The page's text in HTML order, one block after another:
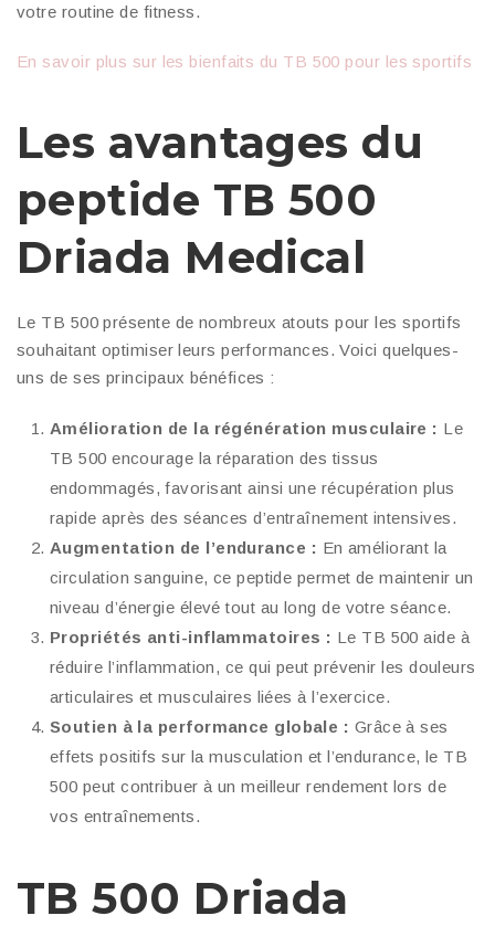
votre routine de fitness.
En savoir plus sur les bienfaits du TB 500 pour les sportifs
Les avantages du
peptide TB 500
Driada Medical
Le TB 500 présente de nombreux atouts pour les sportifs
souhaitant optimiser leurs performances. Voici quelques-
uns de ses principaux bénéfices :
Amélioration de la régénération musculaire : Le
TB 500 encourage la réparation des tissus
endommagés, favorisant ainsi une récupération plus
rapide après des séances d’entraînement intensives.
Augmentation de l’endurance : En améliorant la
circulation sanguine, ce peptide permet de maintenir un
niveau d’énergie élevé tout au long de votre séance.
Propriétés anti-inflammatoires : Le TB 500 aide à
réduire l’inflammation, ce qui peut prévenir les douleurs
articulaires et musculaires liées à l’exercice.
Soutien à la performance globale : Grâce à ses
effets positifs sur la musculation et l’endurance, le TB
500 peut contribuer à un meilleur rendement lors de
vos entraînements.
TB 500 Driada